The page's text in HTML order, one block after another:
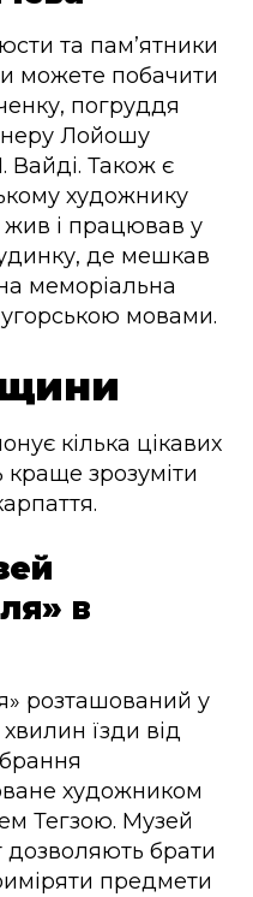
та пам’ятники
можете побачити
погруддя
Лойошу
Вайді. Також є
художнику
і працював у
де мешкав
меморіальна
мовами.
кілька цікавих
краще зрозуміти
в
розташований у
їзди від
художником
Тегзою. Музей
дозволяють брати
предмети